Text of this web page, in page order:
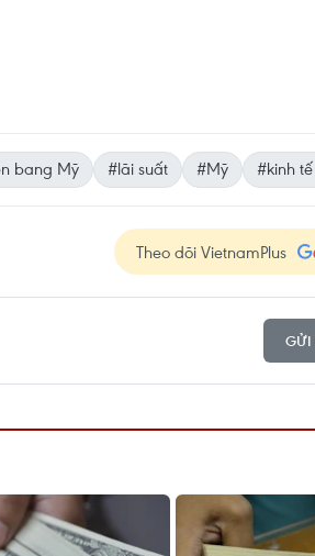
bang Mỹ #lãi suất #Mỹ #kinh
Theo dõi VietnamPlus
GỬI